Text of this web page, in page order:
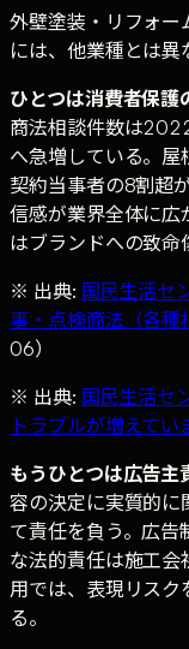
外壁塗装・リフォー
には、他業種とは異
ひとつは消費者保護
商法相談件数は
へ急増している。屋
契約当事者の8割超
信感が業界全体に広
はブランドへの致命
※ 出典: 国民生活セ
事・点検商法（各種
06）
※ 出典: 国民生活セ
トラブルが増えてい
もうひとつは広告主
容の決定に実質的に
て責任を負う。広告
な法的責任は施工
用では、表現リス
る。